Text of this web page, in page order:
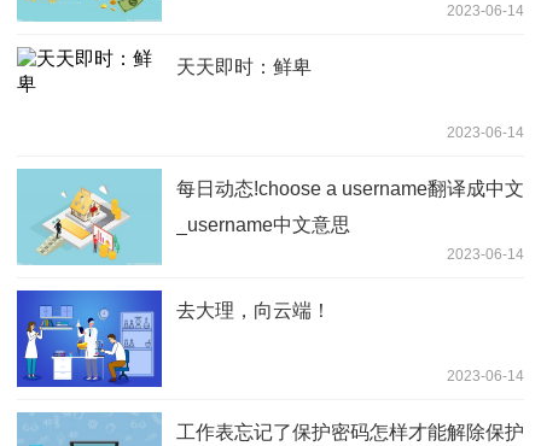
2023-06-14
天天即时：鲜卑
2023-06-14
每日动态!choose a username翻译成中文
_username中文意思
2023-06-14
去大理，向云端！
2023-06-14
工作表忘记了保护密码怎样才能解除保护